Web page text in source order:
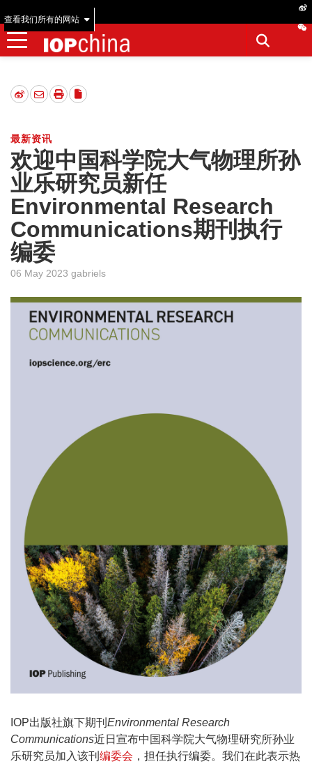
查看我们所有的网站
最新资讯
欢迎中国科学院大气物理所孙
业乐研究员新任
Environmental Research
Communications期刊执行
编委
06 May 2023 gabriels
IOP出版社旗下期刊 Environmental Research
Communications近日宣布中国科学院大气物理研究所孙业
乐研究员加入该刊 编委会 ，担任执行编委。我们在此表示热